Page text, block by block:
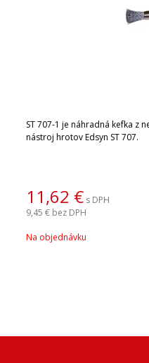
ST 707-1 je náhradná kefka z
nástroj hrotov Edsyn ST 707.
11,62 € s DPH
9,45 € bez DPH
Na objednávku